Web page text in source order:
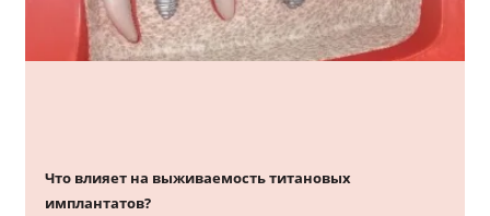
Что влияет на выживаемость титановых
имплантатов?